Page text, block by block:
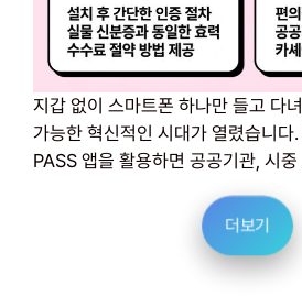
지갑 없이 스마트폰 하나만 들고 다
가능한 혁신적인 시대가 열렸습니다
PASS 앱을 활용하면 공공기관, 시중
더보기